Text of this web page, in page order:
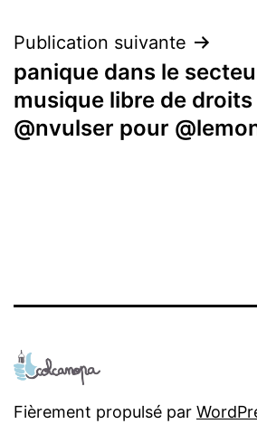
Publication suivante
panique dans le
musique libre de
@nvulser pour
Fièrement propulsé par